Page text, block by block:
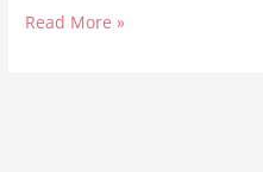
Las
Read More »